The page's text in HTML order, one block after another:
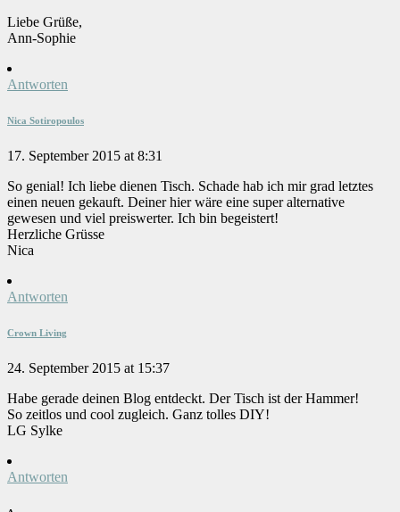
Liebe Grüße,
Ann-Sophie
Antworten
Nica Sotiropoulos
17. September 2015 at 8:31
So genial! Ich liebe dienen Tisch. Schade hab ich mir grad letztes
einen neuen gekauft. Deiner hier wäre eine super alternative
gewesen und viel preiswerter. Ich bin begeistert!
Herzliche Grüsse
Nica
Antworten
Crown Living
24. September 2015 at 15:37
Habe gerade deinen Blog entdeckt. Der Tisch ist der Hammer!
So zeitlos und cool zugleich. Ganz tolles DIY!
LG Sylke
Antworten